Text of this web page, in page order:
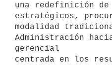
una redefinición
estratégicos,
modalidad
Administración
gerencial
centrada en los